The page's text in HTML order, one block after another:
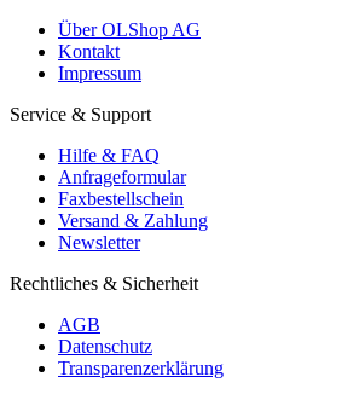
Über OLShop AG
Kontakt
Impressum
Service & Support
Hilfe & FAQ
Anfrageformular
Faxbestellschein
Versand & Zahlung
Newsletter
Rechtliches & Sicherheit
AGB
Datenschutz
Transparenzerklärung